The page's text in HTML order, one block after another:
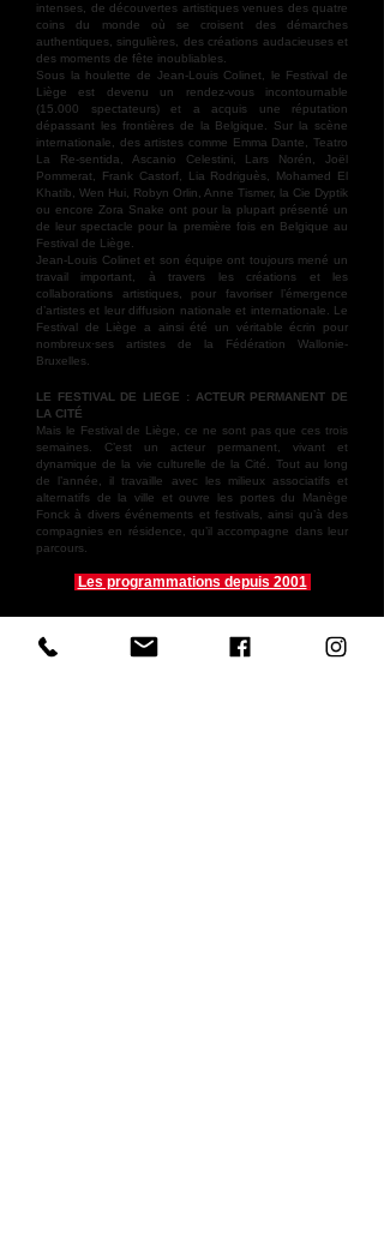
intenses, de découvertes artistiques venues des quatre
coins du monde où se croisent des démarches
authentiques, singulières, des créations audacieuses et
des moments de fête inoubliables.
Sous la houlette de Jean-Louis Colinet, le Festival de
Liège est devenu un rendez-vous incontournable
(15.000 spectateurs) et a acquis une réputation
dépassant les frontières de la Belgique. Sur la scène
internationale, des artistes comme Emma Dante, Teatro
La Re-sentida, Ascanio Celestini, Lars Norén, Joël
Pommerat, Frank Castorf, Lia Rodriguès, Mohamed El
Khatib, Wen Hui, Robyn Orlin, Anne Tismer, la Cie Dyptik
ou encore Zora Snake ont pour la plupart présenté un
de leur spectacle pour la première fois en Belgique au
Festival de Liège.
Jean-Louis Colinet et son équipe ont toujours mené un
travail important, à travers les créations et les
collaborations artistiques, pour favoriser l’émergence
d’artistes et leur diffusion nationale et internationale. Le
Festival de Liège a ainsi été un véritable écrin pour
nombreux·ses artistes de la Fédération Wallonie-
Bruxelles.
LE FESTIVAL DE LIEGE : ACTEUR PERMANENT DE
LA CITÉ
Mais le Festival de Liège, ce ne sont pas que ces trois
semaines. C’est un acteur permanent, vivant et
dynamique de la vie culturelle de la Cité. Tout au long
de l’année, il travaille avec les milieux associatifs et
alternatifs de la ville et ouvre les portes du Manège
Fonck à divers événements et festivals, ainsi qu’à des
compagnies en résidence, qu’il accompagne dans leur
parcours.
Les programmations depuis 2001